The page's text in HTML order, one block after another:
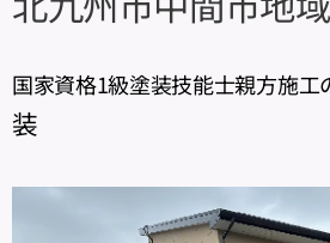
国家資格1級塗装技能士親方施工
装